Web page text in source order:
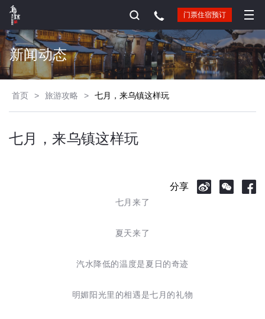
门票住宿预订
新闻动态
首页 > 旅游攻略 > 七月，来乌镇这样玩
七月，来乌镇这样玩
分享
七月来了
夏天来了
汽水降低的温度是夏日的奇迹
明媚阳光里的相遇是七月的礼物